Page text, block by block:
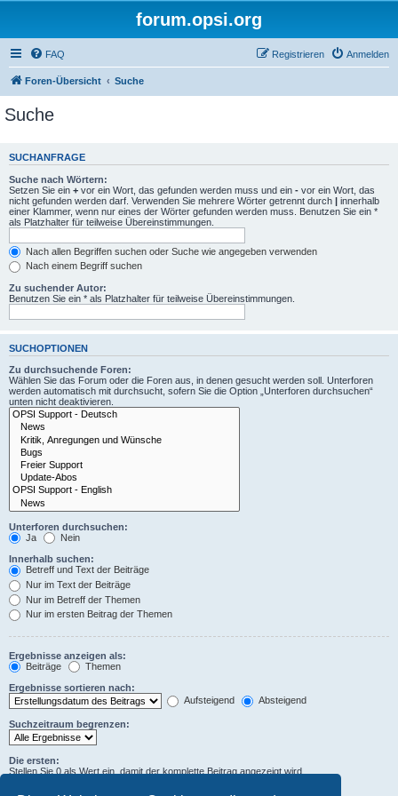
forum.opsi.org
FAQ Anmelden
Registrieren
Foren-Übersicht Suche
Suche
SUCHANFRAGE
Suche nach Wörtern:
Setzen Sie ein + vor ein Wort, das gefunden werden muss und ein - vor ein Wort, das
nicht gefunden werden darf. Verwenden Sie mehrere Wörter getrennt durch | innerhalb
einer Klammer, wenn nur eines der Wörter gefunden werden muss. Benutzen Sie ein *
als Platzhalter für teilweise Übereinstimmungen.
Nach allen Begriffen suchen oder Suche wie angegeben verwenden
Nach einem Begriff suchen
Zu suchender Autor:
Benutzen Sie ein * als Platzhalter für teilweise Übereinstimmungen.
SUCHOPTIONEN
Zu durchsuchende Foren:
Wählen Sie das Forum oder die Foren aus, in denen gesucht werden soll. Unterforen
werden automatisch mit durchsucht, sofern Sie die Option „Unterforen durchsuchen“
unten nicht deaktivieren.
Unterforen durchsuchen:
Ja
Nein
Innerhalb suchen:
Betreff und Text der Beiträge
Nur im Text der Beiträge
Nur im Betreff der Themen
Nur im ersten Beitrag der Themen
Ergebnisse anzeigen als:
Beiträge
Themen
Ergebnisse sortieren nach:
Aufsteigend
Absteigend
Suchzeitraum begrenzen:
Die ersten:
Stellen Sie 0 als Wert ein, damit der komplette Beitrag angezeigt wird.